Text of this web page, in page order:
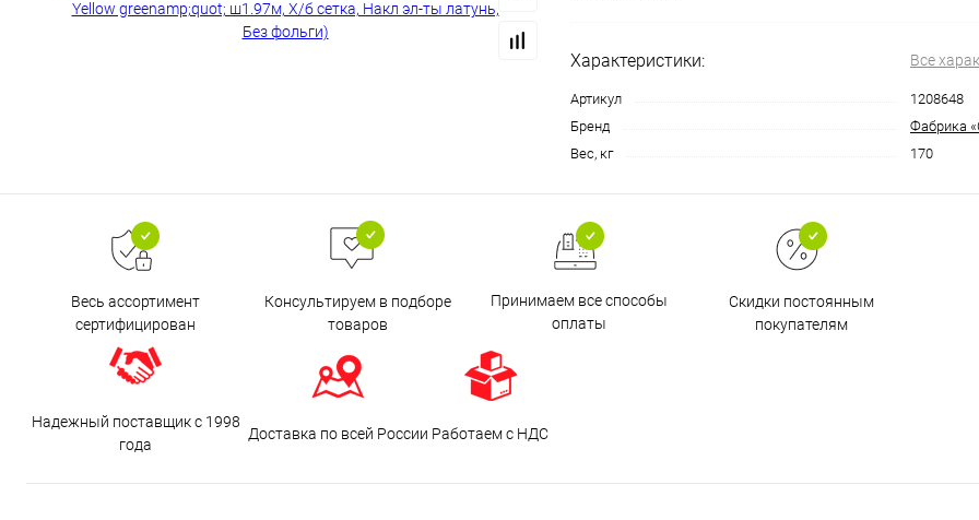
Характеристики: Все
Артикул
1208648
Бренд
Фабрика
Вес, кг
170
Весь ассортимент
сертифицирован
Консультируем в подборе
товаров
Принимаем все способы
оплаты
Скидки постоянным
покупателям
Надежный поставщик с 1998
года
Доставка по всей России Работаем с НДС